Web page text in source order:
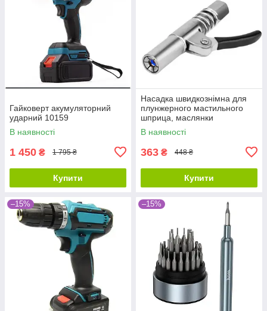
Гайковерт акумуляторний
ударний 10159
В наявності
1 450 ₴ 1 795 ₴
Купити
Насадка швидкознімна для
плунжерного мастильного
шприца, маслянки
В наявності
363 ₴ 448 ₴
Купити
–15% –15%